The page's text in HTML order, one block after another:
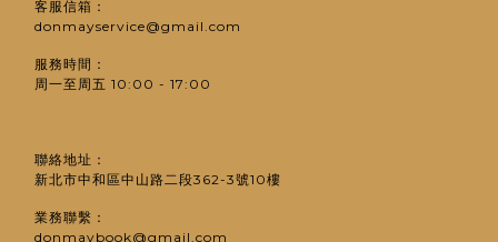
客服信箱：
donmayservice@gmail.com
服務時間：
周一至周五 10:00 - 17:00
聯絡地址：
新北市中和區中山路二段362-3號10樓
業務聯繫：
donmaybook@gmail.com